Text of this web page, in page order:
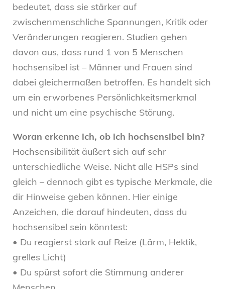
bedeutet, dass sie stärker auf
zwischenmenschliche Spannungen, Kritik oder
Veränderungen reagieren. Studien gehen
davon aus, dass rund 1 von 5 Menschen
hochsensibel ist – Männer und Frauen sind
dabei gleichermaßen betroffen. Es handelt sich
um ein erworbenes Persönlichkeitsmerkmal
und nicht um eine psychische Störung.
Woran erkenne ich, ob ich hochsensibel bin?
Hochsensibilität äußert sich auf sehr
unterschiedliche Weise. Nicht alle HSPs sind
gleich – dennoch gibt es typische Merkmale, die
dir Hinweise geben können. Hier einige
Anzeichen, die darauf hindeuten, dass du
hochsensibel sein könntest:
• Du reagierst stark auf Reize (Lärm, Hektik,
grelles Licht)
• Du spürst sofort die Stimmung anderer